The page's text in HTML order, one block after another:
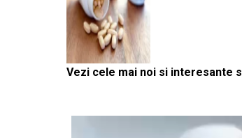
Vezi cele mai noi si interesante